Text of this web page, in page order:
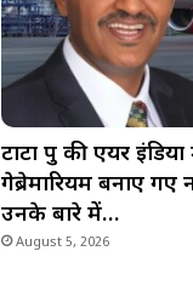
टाटा ग्रुप की एयर
गेब्रेमारियम बनाए
उनके बारे में…
August 5, 2026